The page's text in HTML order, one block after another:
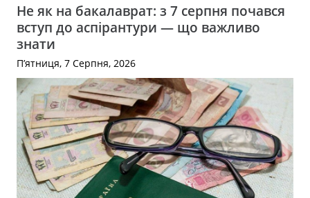
Не як на бакалаврат: з 7 серпня почався
вступ до аспірантури — що важливо
знати
П’ятниця, 7 Серпня, 2026